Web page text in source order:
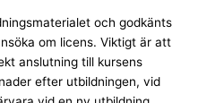
och godkänts
om licens. Viktigt är att
anslutning till kursens
efter utbildningen, vid